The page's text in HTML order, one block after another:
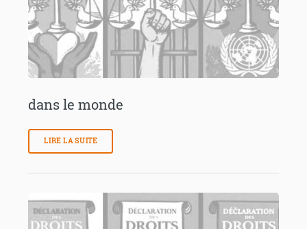
dans le monde
LIRE LA SUITE